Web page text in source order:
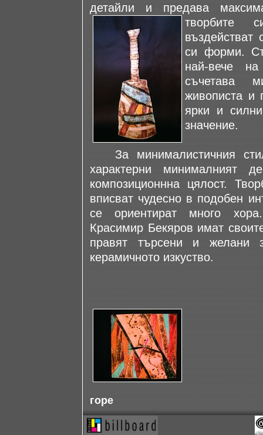
детайли и предава
въздействат
си форми.
най-вече
съчетава
живописта и
ярки и
значение.
За минималистичния стил
характерни минималният
композиционнна цялост.
вписват чудесно в подобен
се ориентират много
Красимир Бекяров имат
правят търсени и желани
керамичното изкуство.
горе